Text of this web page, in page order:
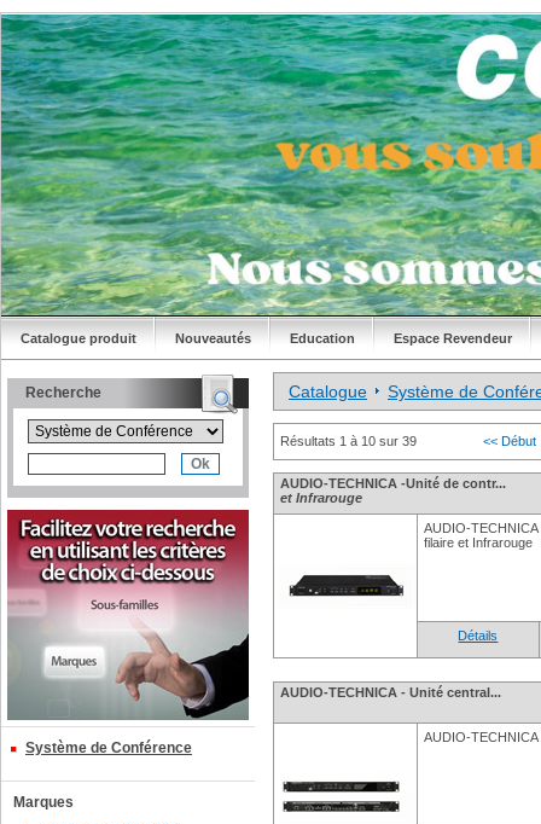
Catalogue produit Nouveautés Education Espace Revendeur
Recherche
Système de Conférence
Marques
Catalogue Système de
Résultats 1 à 10 sur 39 << Début
AUDIO-TECHNICA -Unité de contr...
et Infrarouge
AUDIO-
filaire et Infrarouge
Détails
AUDIO-TECHNICA - Unité central...
AUDIO-